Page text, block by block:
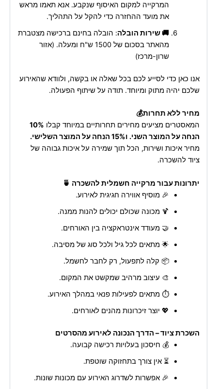
המרקייה למקום האיסוף שנקבע. אנא תאמו מראש
את מועד ההחזרה כדי להקל על התהליך.
🚚 שירות הובלה: הובלה בחינם ברכישה מצטברת
מהאתר בסכום של 1500 ש"ח ומעלה. (אזור
שרון-מרכז)
אנו כאן כדי לסייע לכם בכל שאלה או בקשה, ולוודא שהאירוע
שלכם יהיה מתוק ומיוחד. תודה על שיתוף הפעולה.
מחיר ללא תחרות💰
המאסטרים מציעים מחירים תחרותיים במיוחד קבלו 10%
הנחה על המוצר השני. ו15% הנחה על המוצר השלישי.
מחיר איכות ושירות, הכל תוך שמירה על איכות גבוהה של
ציוד להשכרה.
יתרונות עבור מרקייה חשמלית להשכרה 🍵
🎉 מוסיף אווירה חגיגית לאירוע.
🍹 מכונה שכולם יכולים להנות ממנה.
🤝 מעודד אינטראקציה בין האורחים.
🌟 מתאים לכל גיל ולכל סוג של מסיבה.
📦 קלה לתפעול, רק לחבר לחשמל.
🎨 עיצוב מרהיב שמקשט את המקום.
⏱️ מתאים לפעילות פנאי במהלך האירוע.
💖 יוצר זיכרונות מהנים לאורחים.
השכרת ציוד – הדרך הנכונה לאירוע מהסרטים
💰 חיסכון בעלויות רכישה קבועה.
⏳ אין צורך בתחזוקה שוטפת.
🎉 אפשרות לשדרוג האירוע עם מכונות שונות.